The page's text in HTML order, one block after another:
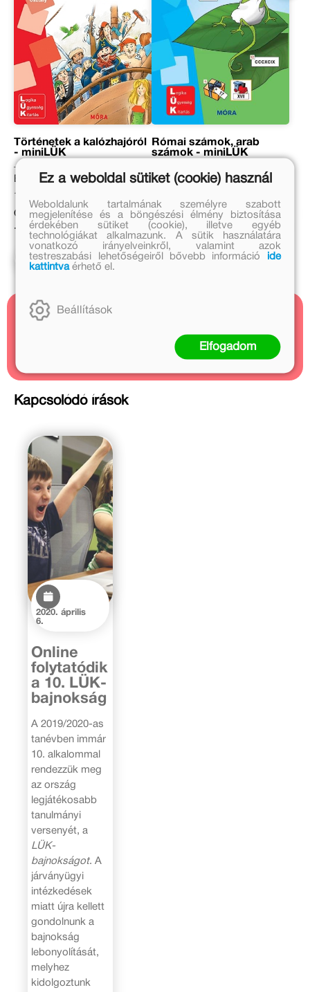
Történetek a kalózhajóról
- miniLÜK
Eredeti ár:
1 399 Ft
Online ár:
1 147 Ft
Kosárba
Római számok, arab
számok - miniLÜK
Eredeti ár:
Online ár:
1 147 Ft
Kosárba
Kapcsolódó írások
2020. április
6.
Online
folytatódik
a 10. LÜK-
bajnokság
A 2019/2020-as
tanévben immár
10. alkalommal
rendezzük meg
az ország
legjátékosabb
tanulmányi
versenyét, a
LÜK-
bajnokságot. A
járványügyi
intézkedések
miatt újra kellett
gondolnunk a
bajnokság
lebonyolítását,
melyhez
kidolgoztunk
Ez a weboldal sütiket (cookie) használ
Weboldalunk tartalmának személyre szabott
megjelenítése és a böngészési élmény biztosítása
érdekében sütiket (cookie), illetve egyéb
technológiákat alkalmazunk. A sütik használatára
vonatkozó irányelveinkről, valamint azok
testreszabási lehetőségeiről bővebb információ
ide
kattintvaérhető el.
Beállítások
Elfogadom